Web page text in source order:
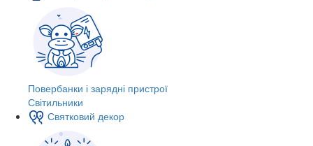
Повербанки і зарядні пристрої
Світильники
Святковий декор